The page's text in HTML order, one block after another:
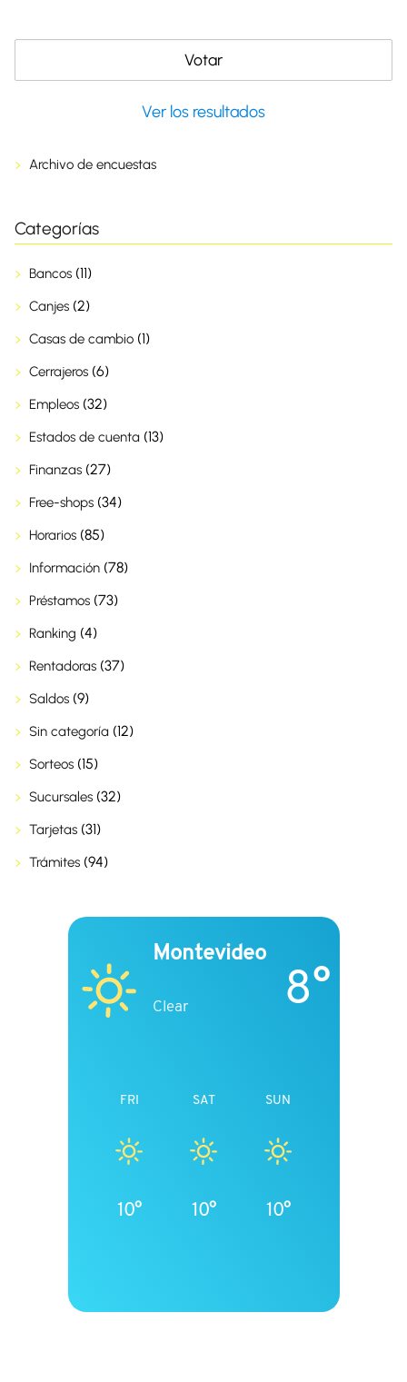
Ver los resultados
Archivo de encuestas
Categorías
Bancos (11)
Canjes (2)
Casas de cambio (1)
Cerrajeros (6)
Empleos (32)
Estados de cuenta (13)
Finanzas (27)
Free-shops (34)
Horarios (85)
Información (78)
Préstamos (73)
Ranking (4)
Rentadoras (37)
Saldos (9)
Sin categoría (12)
Sorteos (15)
Sucursales (32)
Tarjetas (31)
Trámites (94)
Montevideo
Clear 8°
FRI
10°
SAT
10°
SUN
10°